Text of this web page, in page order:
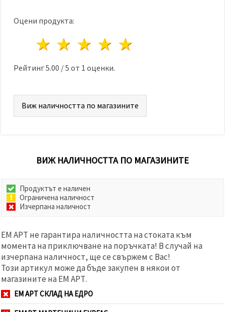
Оцени продукта:
4 звезди
3 звезди
2 звезди
1 звезда
Рейтинг5.00 /5 от 1 оценки.
Виж наличността по магазините
ВИЖ НАЛИЧНОСТТА ПО МАГАЗИНИТЕ
Продуктът е наличен
Ограничена наличност
Изчерпана наличност
ЕМ АРТ не гарантира наличността на стоката към
момента на приключване на поръчката! В случай на
изчерпана наличност, ще се свържем с Вас!
Този артикул може да бъде закупен в някои от
магазините на ЕМ АРТ.
ЕМ АРТ СКЛАД НА ЕДРО